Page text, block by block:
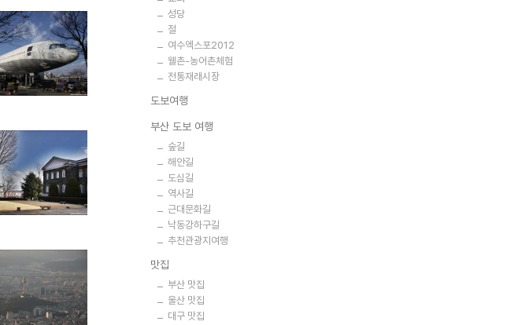
성당
절
여수엑스포2012
웰촌-농어촌체험
전통재래시장
도보여행
부산 도보 여행
숲길
해안길
도심길
역사길
근대문화길
낙동강하구길
추천관광지여행
맛집
부산 맛집
울산 맛집
대구 맛집